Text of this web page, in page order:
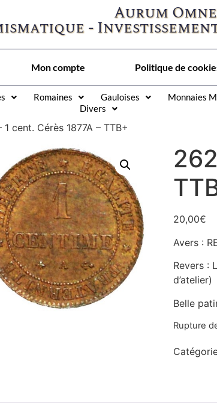
Aurum
-
Mon compte Politique de
Romaines Gauloises Monnaies
Divers
1 cent. Cérès 1877A – TTB+
20,00€
Avers :
Revers :
d’atelier)
Belle
Rupture